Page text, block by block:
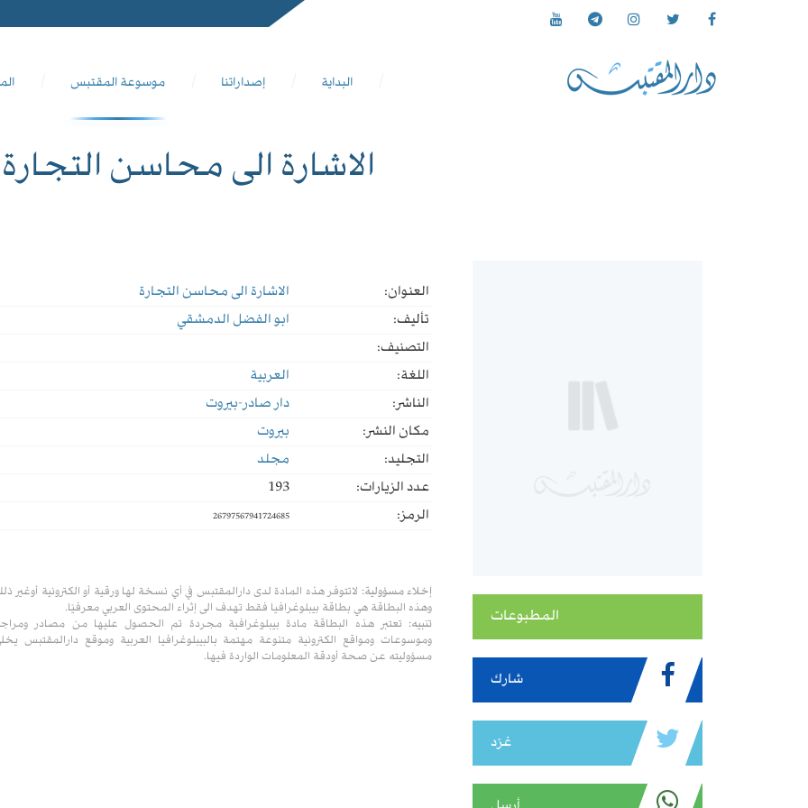
البداية إصداراتنا موسوعة المقتبس
الاشارة الى محاسن التجارة
المطبوعات
شارك
غرّد
العنوان:
الاشارة الى محاسن التجارة
تأليف:
ابو الفضل الدمشقي
التصنيف:
اللغة:
العربية
الناشر:
دار صادر-بيروت
مكان النشر:
بيروت
التجليد:
مجلد
عدد الزيارات:
193
الرمز:
26797567941724685
إخلاء مسؤولية: لاتتوفر هذه المادة لدى دارالمقتبس في أي نسخة لها ورقية أو الكترونية أوغير
وهذه البطاقة هي بطاقة بيبلوغرافيا فقط تهدف الى إثراء المحتوى العربي معرفيًا.
تنبيه: تعتبر هذه البطاقة مادة بيبلوغرافية مجردة تم الحصول عليها من مصادر
وموسوعات ومواقع الكترونية متنوعة مهتمة بالبيبلوغرافيا العربية وموقع دارالمقتبس
مسؤوليته عن صحة أودقة المعلومات الواردة فيها.